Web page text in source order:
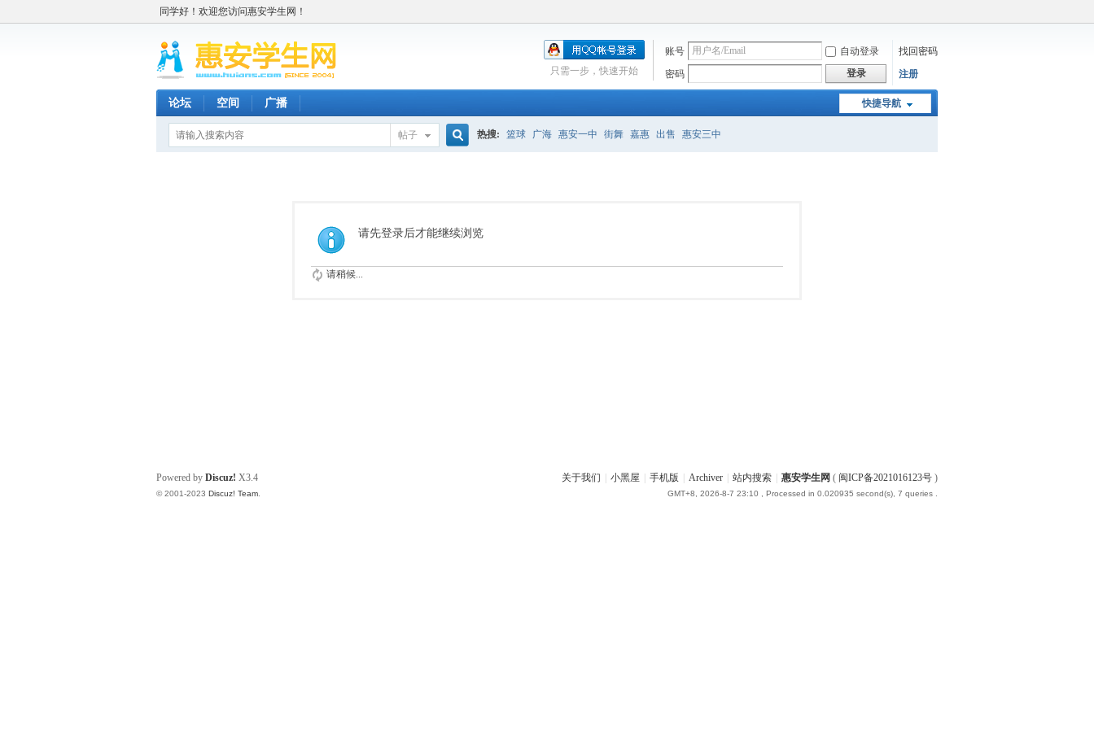
同学好！欢迎您访问惠安学生网！
账号 自动登录
找回密码
密码
登录 注册
只需一步，快速开始
快捷导航
论坛 空间 广播
帖子
索
热搜: 篮球 广海 惠安一中 街舞 嘉惠 出售 惠安三中
请先登录后才能继续浏览
请稍候...
关于我们 小黑屋 手机版 Archiver 站内搜索 惠安学生网 ( 闽ICP备2021016123号 )
GMT+8, 2026-8-7 23:10 , Processed in 0.020935 second(s), 7 queries .
Powered by Discuz! X3.4
© 2001-2023 Discuz! Team